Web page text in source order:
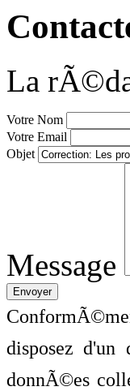
La
Votre Nom
Votre Email
Objet
Message
disposez
donnÃ©es